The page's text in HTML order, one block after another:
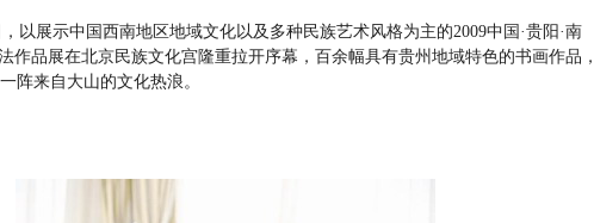
，以展示中国西南地区地域文化以及多种民族艺术风格为主的2009中国·贵阳·南
作品展在北京民族文化宫隆重拉开序幕，百余幅具有贵州地域特色的书画作品，
阵来自大山的文化热浪。